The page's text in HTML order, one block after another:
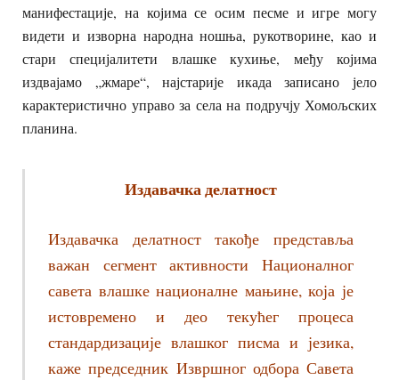
манифестације, на којима се осим песме и игре могу
видети и изворна народна ношња, рукотворине, као и
стари специјалитети влашке кухиње, међу којима
издвајамо „жмаре“, најстарије икада записано јело
карактеристично управо за села на подручју Хомољских
планина.
Издавачка делатност
Издавачка делатност такође представља
важан сегмент активности Националног
савета влашке националне мањине, која је
истовремено и део текућег процеса
стандардизације влашког писма и језика,
каже председник Извршног одбора Савета